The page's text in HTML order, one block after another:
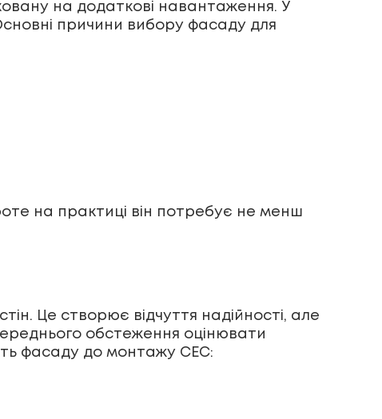
на додаткові навантаження. У
причини вибору фасаду для
на практиці він потребує не менш
Це створює відчуття надійності, але
обстеження оцінювати
фасаду до монтажу СЕС: